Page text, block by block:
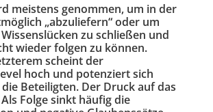
meistens genommen, um in der
„abzuliefern“ oder um
zu schließen und
wieder folgen zu können.
scheint der
hoch und potenziert sich
Beteiligten. Der Druck auf das
Folge sinkt häufig die